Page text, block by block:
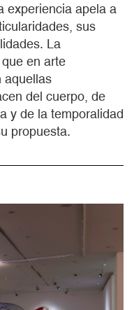
experiencia apela a
sus
La
en arte
aquellas
del cuerpo, de
y de la temporalidad
propuesta.